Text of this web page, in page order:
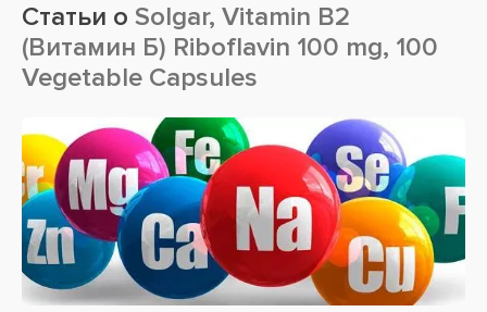
Статьи о Solgar, Vitamin B2
(Витамин Б) Riboflavin 100 mg, 100
Vegetable Capsules